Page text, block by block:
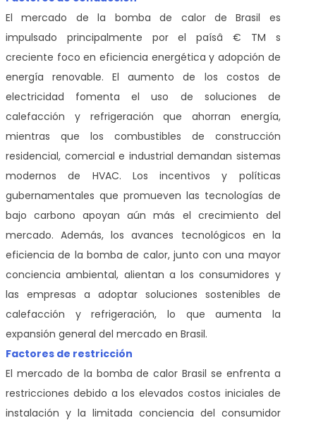
El mercado de la bomba de calor de Brasil es
impulsado principalmente por el paísâ € TM s
creciente foco en eficiencia energética y adopción de
energía renovable. El aumento de los costos de
electricidad fomenta el uso de soluciones de
calefacción y refrigeración que ahorran energía,
mientras que los combustibles de construcción
residencial, comercial e industrial demandan sistemas
modernos de HVAC. Los incentivos y políticas
gubernamentales que promueven las tecnologías de
bajo carbono apoyan aún más el crecimiento del
mercado. Además, los avances tecnológicos en la
eficiencia de la bomba de calor, junto con una mayor
conciencia ambiental, alientan a los consumidores y
las empresas a adoptar soluciones sostenibles de
calefacción y refrigeración, lo que aumenta la
expansión general del mercado en Brasil.
Factores de restricción
El mercado de la bomba de calor Brasil se enfrenta a
restricciones debido a los elevados costos iniciales de
instalación y la limitada conciencia del consumidor